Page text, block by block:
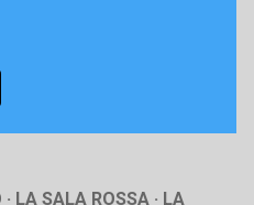
LA SALA ROSSA · LA